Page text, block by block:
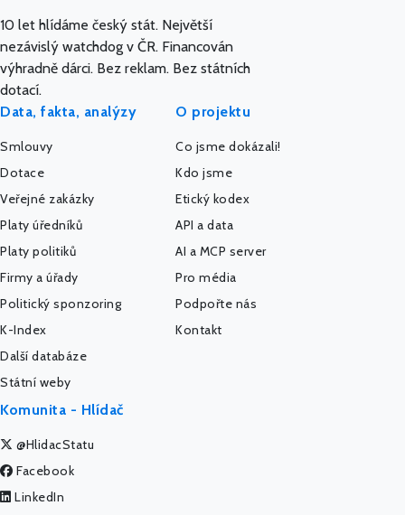
10 let hlídáme český stát. Největší
nezávislý watchdog v ČR. Financován
výhradně dárci. Bez reklam. Bez státních
dotací.
Data, fakta, analýzy
Smlouvy
Dotace
Veřejné zakázky
Platy úředníků
Platy politiků
Firmy a úřady
Politický sponzoring
K-Index
Další databáze
Státní weby
O projektu
Co jsme dokázali!
Kdo jsme
Etický kodex
API a data
AI a MCP server
Pro média
Podpořte nás
Kontakt
Komunita - Hlídač
@HlidacStatu
Facebook
LinkedIn